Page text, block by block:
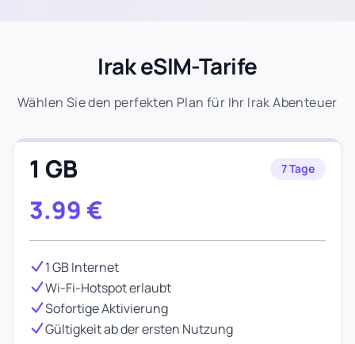
Irak eSIM-Tarife
Wählen Sie den perfekten Plan für Ihr Irak Abenteuer
1 GB 7 Tage
3.99 €
1 GB Internet
Wi-Fi-Hotspot erlaubt
Sofortige Aktivierung
Gültigkeit ab der ersten Nutzung